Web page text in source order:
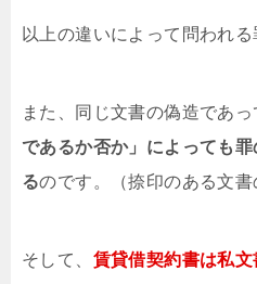
以上の違いによって問われる
また、同じ文書の偽造であっ
であるか否か」によっても
るのです。（捺印のある文書
そして、 賃貸借契約書は私